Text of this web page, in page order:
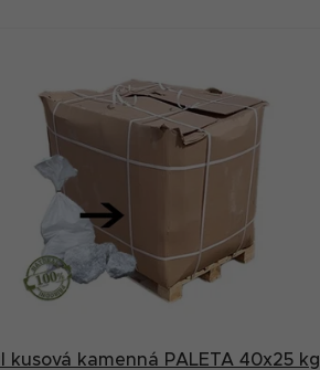
kusová kamenná PALETA 40x25 kg